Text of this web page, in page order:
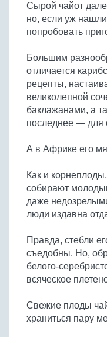
Сырой чайот
но, если уж
попробовать
Большим
отличается
рецепты,
великолепной
баклажанами, а
последнее — для
А в Африке его
Как и
собирают
даже
люди издавна
Правда, стебли
съедобны. Но,
белого-
всяческое
Свежие плоды
храниться пару